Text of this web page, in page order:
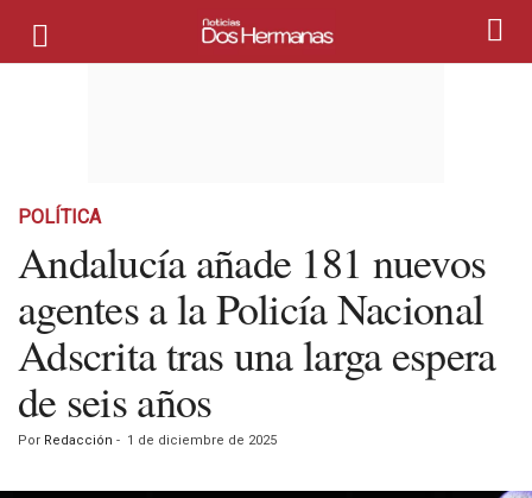
POLÍTICA
Andalucía añade 181 nuevos
agentes a la Policía Nacional
Adscrita tras una larga espera
de seis años
Por Redacción - 1 de diciembre de 2025